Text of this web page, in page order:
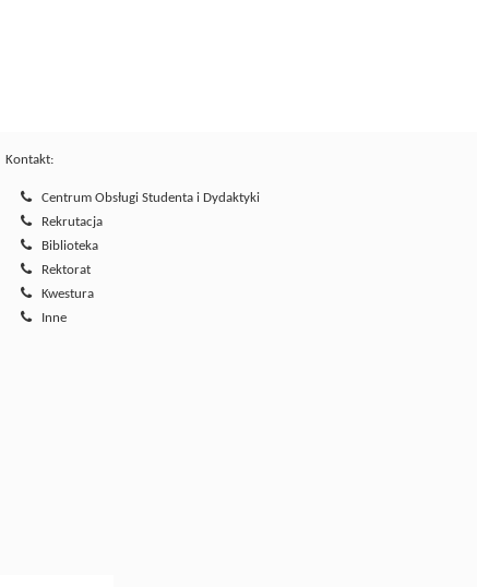
Kontakt:
Centrum Obsługi Studenta i Dydaktyki
Rekrutacja
Biblioteka
Rektorat
Kwestura
Inne